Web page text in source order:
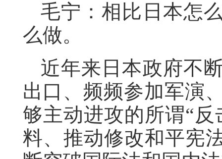
毛宁：相比日本怎
么做。
近年来日本政府不
出口、频频参加军演
够主动进攻的所谓“
料、推动修改和平宪